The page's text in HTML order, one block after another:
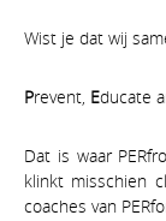
Wist je dat wij
Prevent, Educate
Dat is waar
klinkt misschien
coaches van